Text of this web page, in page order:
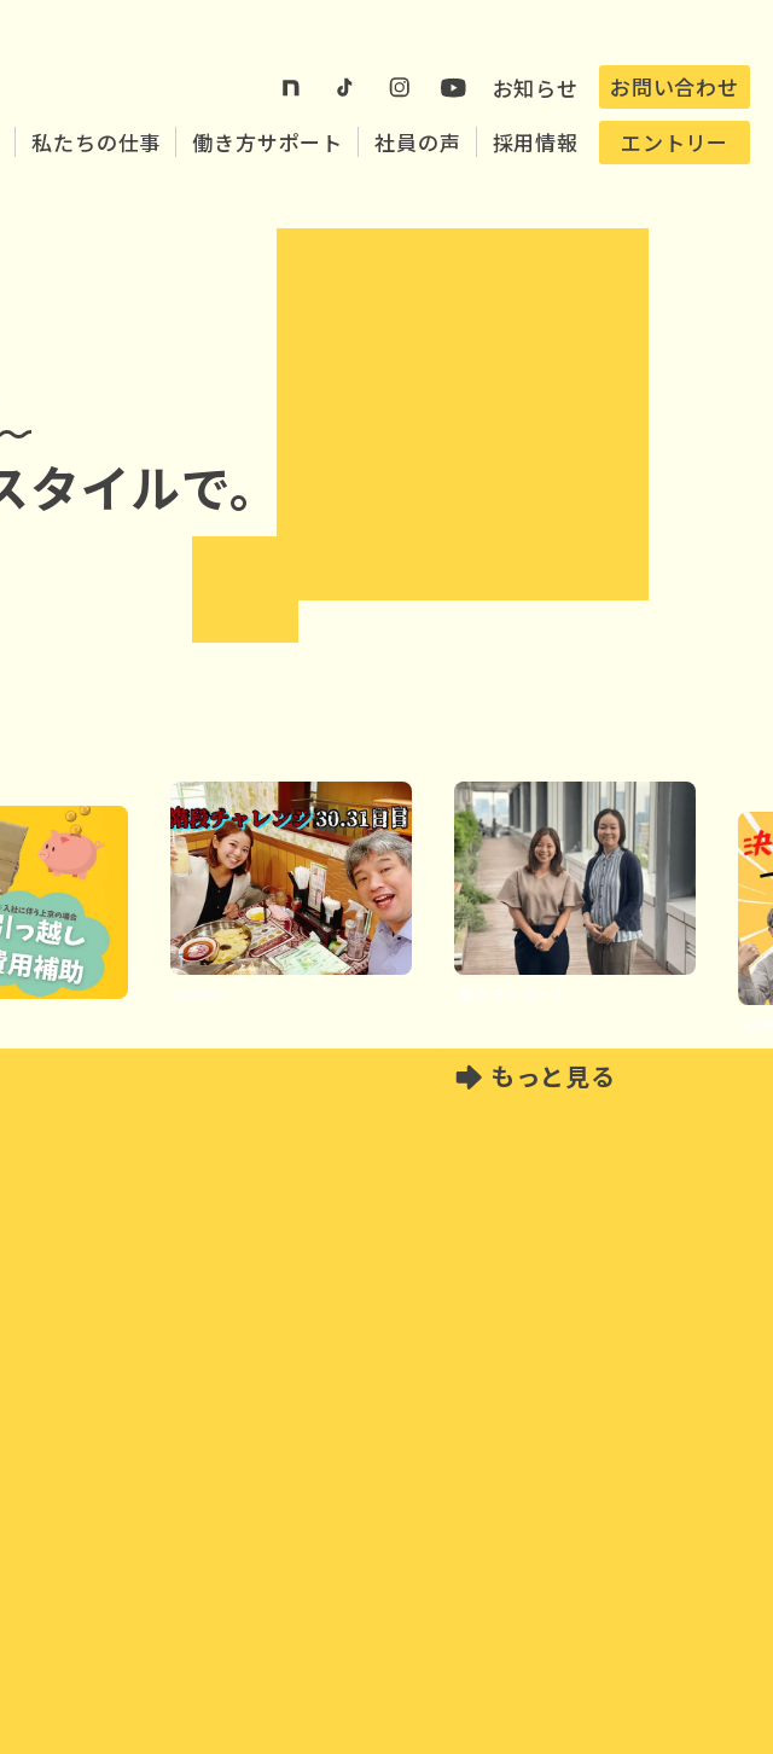
お知らせ
私たちの仕事 働き方サポート 社員の声 採用情報
お問い合わせ
エントリー
イルで。
もっと見る